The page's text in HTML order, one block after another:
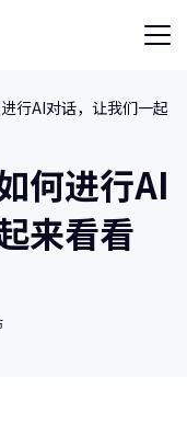
行AI对话，让我们一起
何进行AI
来看看